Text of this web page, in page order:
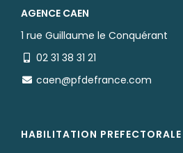
AGENCE CAEN
1 rue Guillaume le Conquérant
02 31 38 31 21
caen@pfdefrance.com
HABILITATION PREFECTORALE